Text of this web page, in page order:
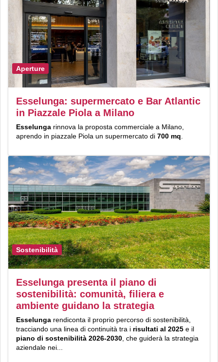
Aperture
Esselunga: supermercato e Bar Atlantic
in Piazzale Piola a Milano
Esselunga rinnova la proposta commerciale a Milano,
aprendo in piazzale Piola un supermercato di 700 mq
Sostenibilità
Esselunga presenta il piano di
sostenibilità: comunità, filiera e
ambiente guidano la strategia
Esselunga rendiconta il proprio percorso di sostenibilità,
tracciando una linea di continuità tra i risultati al 2025 e il
piano di sostenibilità 2026-2030, che guiderà la strategia
aziendale nei...